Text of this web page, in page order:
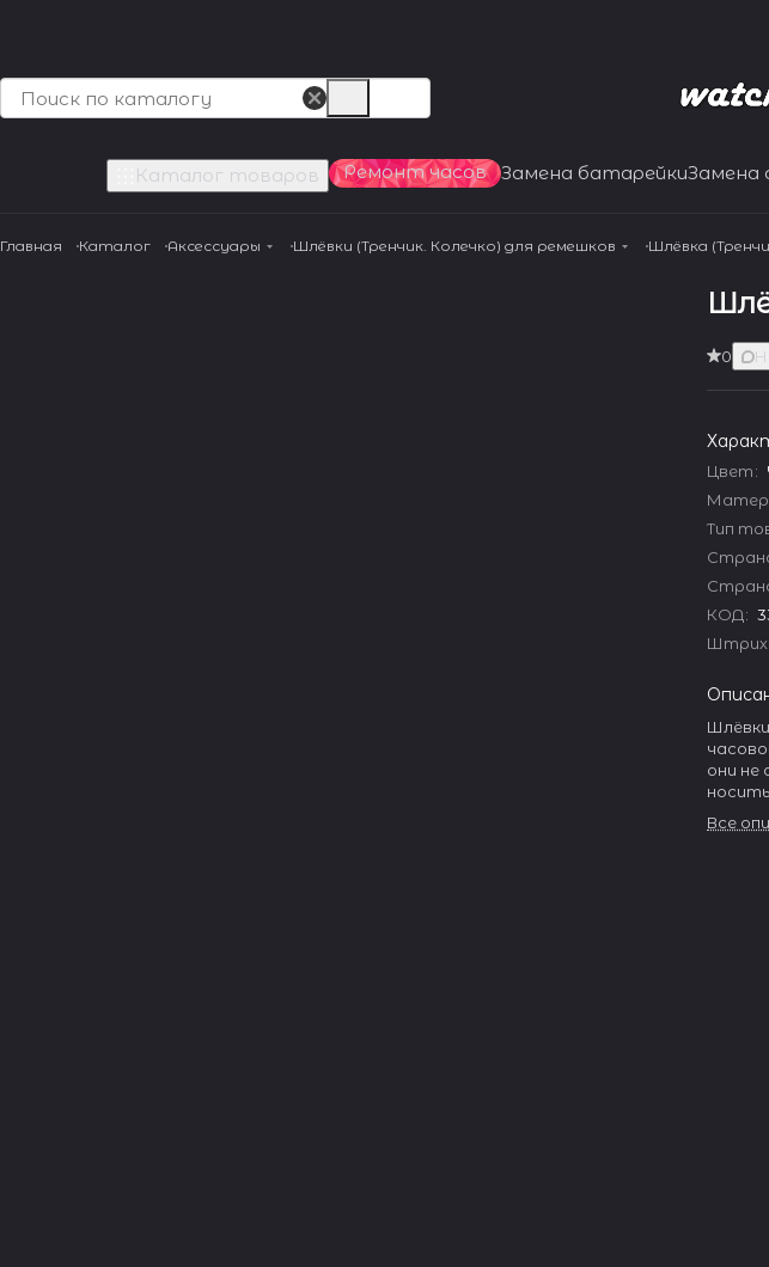
Каталог товаров Ремонт часов Замена батарейкиЗамена
Главная Каталог Аксессуары Шлёвки (Тренчик. Колечко) для ремешков Шлёвка
0
Цвет:
Тип
КОД:
они
время
Все